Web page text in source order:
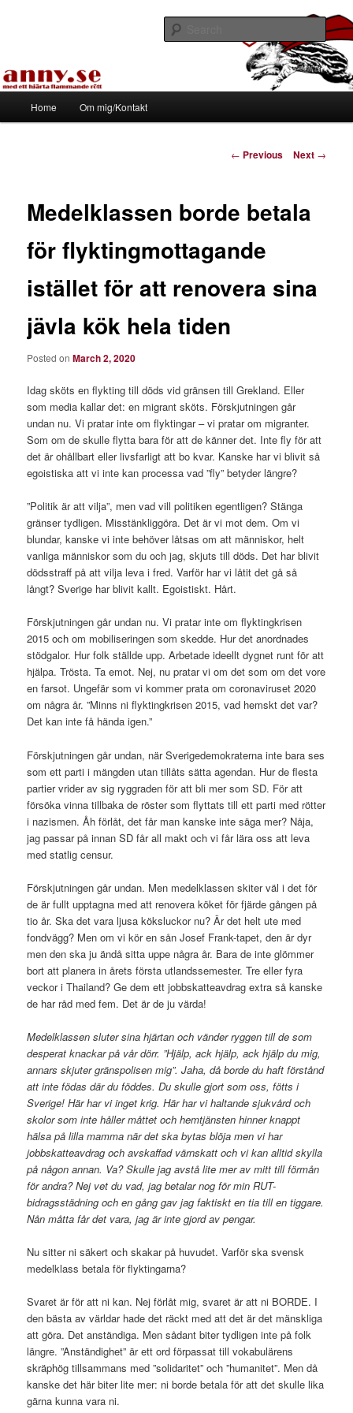
Tapirhen
Home Om mig/Kontakt
Post
← Previous Next →
Medelklassen borde betala
för flyktingmottagande
istället för att renovera sina
jävla kök hela tiden
Posted onMarch 2, 2020
Idag sköts en flykting till döds vid gränsen till Grekland. Eller
som media kallar det: en migrant sköts. Förskjutningen går
undan nu. Vi pratar inte om flyktingar – vi pratar om migranter.
Som om de skulle flytta bara för att de känner det. Inte fly för att
det är ohållbart eller livsfarligt att bo kvar. Kanske har vi blivit så
egoistiska att vi inte kan processa vad ”fly” betyder längre?
”Politik är att vilja”, men vad vill politiken egentligen? Stänga
gränser tydligen. Misstänkliggöra. Det är vi mot dem. Om vi
blundar, kanske vi inte behöver låtsas om att människor, helt
vanliga människor som du och jag, skjuts till döds. Det har blivit
dödsstraff på att vilja leva i fred. Varför har vi låtit det gå så
långt? Sverige har blivit kallt. Egoistiskt. Hårt.
Förskjutningen går undan nu. Vi pratar inte om flyktingkrisen
2015 och om mobiliseringen som skedde. Hur det anordnades
stödgalor. Hur folk ställde upp. Arbetade ideellt dygnet runt för att
hjälpa. Trösta. Ta emot. Nej, nu pratar vi om det som om det vore
en farsot. Ungefär som vi kommer prata om coronaviruset 2020
om några år. ”Minns ni flyktingkrisen 2015, vad hemskt det var?
Det kan inte få hända igen.”
Förskjutningen går undan, när Sverigedemokraterna inte bara ses
som ett parti i mängden utan tillåts sätta agendan. Hur de flesta
partier vrider av sig ryggraden för att bli mer som SD. För att
försöka vinna tillbaka de röster som flyttats till ett parti med rötter
i nazismen. Åh förlåt, det får man kanske inte säga mer? Nåja,
jag passar på innan SD får all makt och vi får lära oss att leva
med statlig censur.
Förskjutningen går undan. Men medelklassen skiter väl i det för
de är fullt upptagna med att renovera köket för fjärde gången på
tio år. Ska det vara ljusa köksluckor nu? Är det helt ute med
fondvägg? Men om vi kör en sån Josef Frank-tapet, den är dyr
men den ska ju ändå sitta uppe några år. Bara de inte glömmer
bort att planera in årets första utlandssemester. Tre eller fyra
veckor i Thailand? Ge dem ett jobbskatteavdrag extra så kanske
de har råd med fem. Det är de ju värda!
Medelklassen sluter sina hjärtan och vänder ryggen till de som
desperat knackar på vår dörr. ”Hjälp, ack hjälp, ack hjälp du mig,
annars skjuter gränspolisen mig”. Jaha, då borde du haft förstånd
att inte födas där du föddes. Du skulle gjort som oss, fötts i
Sverige! Här har vi inget krig. Här har vi haltande sjukvård och
skolor som inte håller måttet och hemtjänsten hinner knappt
hälsa på lilla mamma när det ska bytas blöja men vi har
jobbskatteavdrag och avskaffad värnskatt och vi kan alltid skylla
på någon annan. Va? Skulle jag avstå lite mer av mitt till förmån
för andra? Nej vet du vad, jag betalar nog för min RUT-
bidragsstädning och en gång gav jag faktiskt en tia till en tiggare.
Nån måtta får det vara, jag är inte gjord av pengar.
Nu sitter ni säkert och skakar på huvudet. Varför ska svensk
medelklass betala för flyktingarna?
Svaret är för att ni kan. Nej förlåt mig, svaret är att ni BORDE. I
den bästa av världar hade det räckt med att det är det mänskliga
att göra. Det anständiga. Men sådant biter tydligen inte på folk
längre. ”Anständighet” är ett ord förpassat till vokabulärens
skräphög tillsammans med ”solidaritet” och ”humanitet”. Men då
kanske det här biter lite mer: ni borde betala för att det skulle lika
gärna kunna vara ni.